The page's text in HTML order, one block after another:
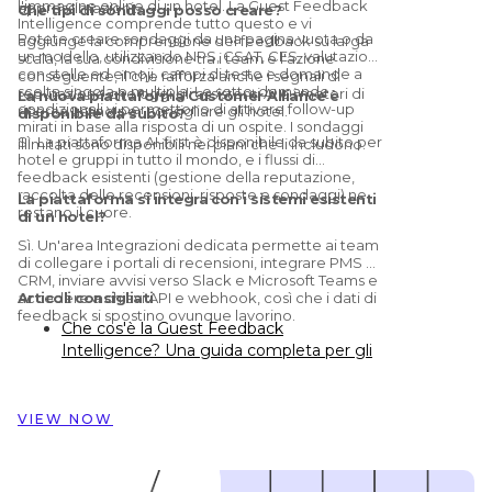
approssimazioni.
l'immagine online di un hotel. La Guest Feedback
Intelligence comprende tutto questo e vi
aggiunge la comprensione del feedback su larga
scala, la sua condivisione tra i team e l'azione
conseguente, il che rafforza anche i segnali di
reputazione che oggi gli assistenti AI e i motori di
ricerca usano per consigliare gli hotel.
Che tipi di sondaggi posso creare?
Potete creare sondaggi da una pagina vuota o da
un modello, utilizzando NPS, CSAT, CES, valutazioni
con stelle ed emoji, campi di testo e domande a
scelta singola o multipla. Le sotto-domande
condizionali vi permettono di attivare follow-up
mirati in base alla risposta di un ospite. I sondaggi
illimitati sono disponibili nei piani che li includono.
La nuova piattaforma Customer Alliance è
disponibile da subito?
Sì. La piattaforma AI-first è disponibile da subito per
hotel e gruppi in tutto il mondo, e i flussi di
feedback esistenti (gestione della reputazione,
raccolta delle recensioni, risposte e sondaggi) ne
restano il cuore.
La piattaforma si integra con i sistemi esistenti
di un hotel?
Sì. Un'area Integrazioni dedicata permette ai team
di collegare i portali di recensioni, integrare PMS e
CRM, inviare avvisi verso Slack e Microsoft Teams e
accedere a chiavi API e webhook, così che i dati di
feedback si spostino ovunque lavorino.
Articoli consigliati
Che cos'è la Guest Feedback
Intelligence? Una guida completa per gli
degli ospiti hanno ispirato la
Customer Alliance per gestire il feedback
VIEW NOW